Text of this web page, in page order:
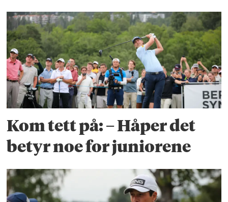
Kom tett på: – Håper det
betyr noe for juniorene